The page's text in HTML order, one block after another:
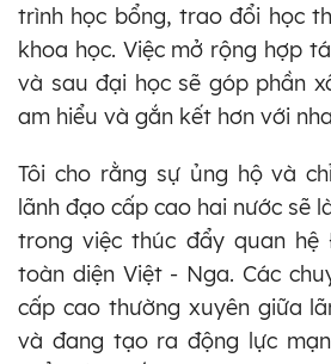
trình học bổng, trao đổi học
khoa học. Việc mở rộng hợp
và sau đại học sẽ góp phần
am hiểu và gắn kết hơn với
Tôi cho rằng sự ủng hộ và
lãnh đạo cấp cao hai nước sẽ
trong việc thúc đẩy quan hệ
toàn diện Việt - Nga. Các
cấp cao thường xuyên giữa
và đang tạo ra động lực